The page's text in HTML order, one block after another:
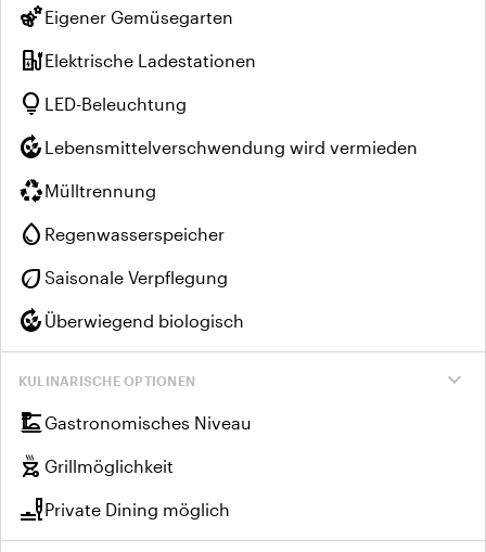
emoji_natureEigener Gemüsegarten
ev_chargerElektrische Ladestationen
lightbulb LED-Beleuchtung
compost Lebensmittelverschwendung wird vermieden
recyclingMülltrennung
water_drop Regenwasserspeicher
eco Saisonale Verpflegung
compost Überwiegend biologisch
expand_more
KULINARISCHE OPTIONEN
dinner_diningGastronomisches Niveau
outdoor_grill Grillmöglichkeit
brunch_diningPrivate Dining möglich